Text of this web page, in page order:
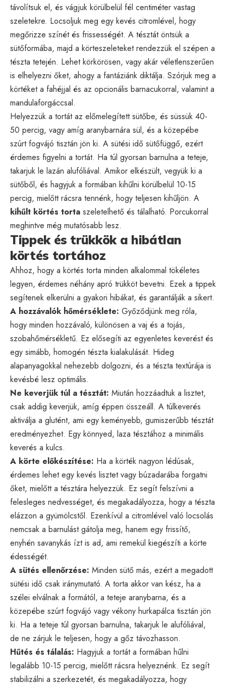
távolítsuk el, és vágjuk körülbelül fél centiméter vastag
szeletekre. Locsoljuk meg egy kevés citromlével, hogy
megőrizze színét és frissességét. A tésztát öntsük a
sütőformába, majd a körteszeleteket rendezzük el szépen a
tészta tetején. Lehet körkörösen, vagy akár véletlenszerűen
is elhelyezni őket, ahogy a fantáziánk diktálja. Szórjuk meg a
körtéket a fahéjjal és az opcionális barnacukorral, valamint a
mandulaforgáccsal.
Helyezzük a tortát az előmelegített sütőbe, és süssük 40-
50 percig, vagy amíg aranybarnára sül, és a közepébe
szúrt fogvájó tisztán jön ki. A sütési idő sütőfüggő, ezért
érdemes figyelni a tortát. Ha túl gyorsan barnulna a teteje,
takarjuk le lazán alufóliával. Amikor elkészült, vegyük ki a
sütőből, és hagyjuk a formában kihűlni körülbelül 10-15
percig, mielőtt rácsra tennénk, hogy teljesen kihűljön. A
kihűlt körtés torta szeletelhető és tálalható. Porcukorral
meghintve még mutatósabb lesz.
Tippek és trükkök a hibátlan
körtés tortához
Ahhoz, hogy a körtés torta minden alkalommal tökéletes
legyen, érdemes néhány apró trükköt bevetni. Ezek a tippek
segítenek elkerülni a gyakori hibákat, és garantálják a sikert.
A hozzávalók hőmérséklete: Győződjünk meg róla,
hogy minden hozzávaló, különösen a vaj és a tojás,
szobahőmérsékletű. Ez elősegíti az egyenletes keverést és
egy simább, homogén tészta kialakulását. Hideg
alapanyagokkal nehezebb dolgozni, és a tészta textúrája is
kevésbé lesz optimális.
Ne keverjük túl a tésztát: Miután hozzáadtuk a lisztet,
csak addig keverjük, amíg éppen összeáll. A túlkeverés
aktiválja a glutént, ami egy keményebb, gumiszerűbb tésztát
eredményezhet. Egy könnyed, laza tésztához a minimális
keverés a kulcs.
A körte előkészítése: Ha a körték nagyon lédúsak,
érdemes lehet egy kevés lisztet vagy búzadarába forgatni
őket, mielőtt a tésztára helyezzük. Ez segít felszívni a
felesleges nedvességet, és megakadályozza, hogy a tészta
elázzon a gyümölcstől. Ezenkívül a citromlével való locsolás
nemcsak a barnulást gátolja meg, hanem egy frissítő,
enyhén savanykás ízt is ad, ami remekül kiegészíti a körte
édességét.
A sütés ellenőrzése: Minden sütő más, ezért a megadott
sütési idő csak iránymutató. A torta akkor van kész, ha a
szélei elválnak a formától, a teteje aranybarna, és a
közepébe szúrt fogvájó vagy vékony hurkapálca tisztán jön
ki. Ha a teteje túl gyorsan barnulna, takarjuk le alufóliával,
de ne zárjuk le teljesen, hogy a gőz távozhasson.
Hűtés és tálalás: Hagyjuk a tortát a formában hűlni
legalább 10-15 percig, mielőtt rácsra helyeznénk. Ez segít
stabilizálni a szerkezetét, és megakadályozza, hogy